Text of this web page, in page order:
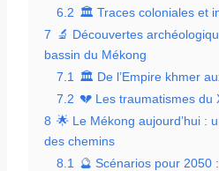
6.2 🏛️ Traces coloniales et
7 🔬 Découvertes
bassin du Mékong
7.1
🏛️ De l’Empire khmer
7.2 💔 Les traumatismes du
8 🌟 Le Mékong aujourd’hui :
des chemins
8.1
🔮 Scénarios pour 2050